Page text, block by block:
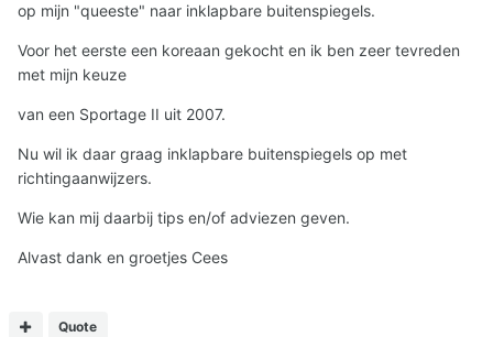
op mijn "queeste" naar inklapbare buitenspiegels.
Voor het eerste een koreaan gekocht en ik ben zeer tevreden
met mijn keuze
van een Sportage II uit 2007.
Nu wil ik daar graag inklapbare buitenspiegels op met
richtingaanwijzers.
Wie kan mij daarbij tips en/of adviezen geven.
Alvast dank en groetjes Cees
Quote